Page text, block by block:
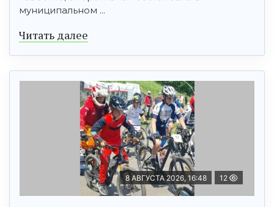
муниципальном ...
Читать далее
8 АВГУСТА 2026, 16:48 12